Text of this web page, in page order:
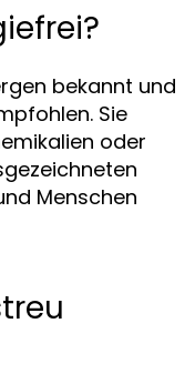
bekannt und
Sie
oder
Menschen